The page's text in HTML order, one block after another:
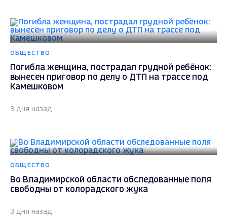
ОБЩЕСТВО
Погибла женщина, пострадал грудной ребёнок:
вынесен приговор по делу о ДТП на трассе под
Камешковом
3 дня назад
ОБЩЕСТВО
Во Владимирской области обследованные поля
свободны от колорадского жука
3 дня назад